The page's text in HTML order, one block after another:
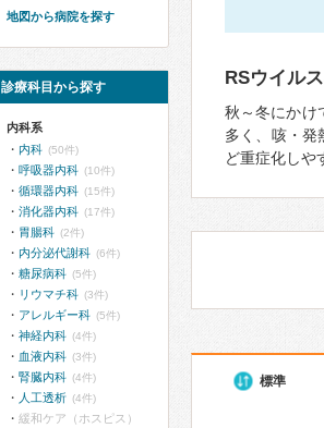
RSウイル
秋～冬にかけ
多く、咳・発
ど重症化しや
標準
地図から病院を探す
診療科目から探す
内科系
内科 (50件)
呼吸器内科 (10件)
循環器内科 (15件)
消化器内科 (17件)
胃腸科 (2件)
内分泌代謝科 (6件)
糖尿病科 (5件)
リウマチ科 (3件)
アレルギー科 (5件)
神経内科 (4件)
血液内科 (3件)
腎臓内科 (4件)
人工透析 (4件)
緩和ケア（ホスピス）